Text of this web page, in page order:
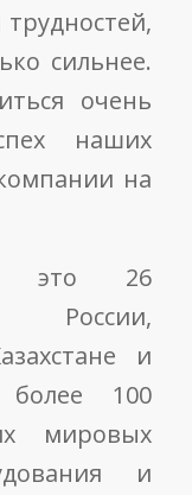
сильнее.
очень
наших
на
это 26
России,
и
100
мировых
и